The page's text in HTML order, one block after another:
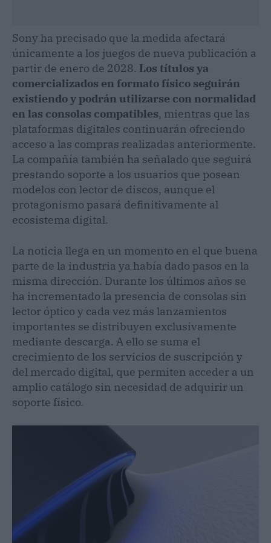
Sony ha precisado que la medida afectará
únicamente a los juegos de nueva publicación a
partir de enero de 2028. Los títulos ya
comercializados en formato físico seguirán
existiendo y podrán utilizarse con normalidad
en las consolas compatibles, mientras que las
plataformas digitales continuarán ofreciendo
acceso a las compras realizadas anteriormente.
La compañía también ha señalado que seguirá
prestando soporte a los usuarios que posean
modelos con lector de discos, aunque el
protagonismo pasará definitivamente al
ecosistema digital.
La noticia llega en un momento en el que buena
parte de la industria ya había dado pasos en la
misma dirección. Durante los últimos años se
ha incrementado la presencia de consolas sin
lector óptico y cada vez más lanzamientos
importantes se distribuyen exclusivamente
mediante descarga. A ello se suma el
crecimiento de los servicios de suscripción y
del mercado digital, que permiten acceder a un
amplio catálogo sin necesidad de adquirir un
soporte físico.